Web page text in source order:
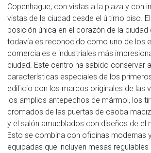
Copenhague, con vistas a la plaza y con
vistas de la ciudad desde el último piso.
posición única en el corazón de la ciudad
todavía es reconocido como uno de los
comerciales e industriales más
ciudad. Este centro ha sabido conservar
características especiales de los
edificio con los marcos originales de las
los amplios antepechos de mármol, los
cromados de las puertas de caoba
y el salón amueblados con diseños de el
Esto se combina con oficinas modernas
equipadas que incluyen mesas